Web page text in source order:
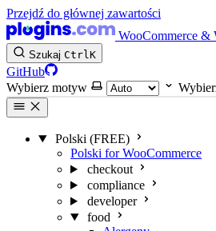
Przejdź do głównej zawartości
WooCommerce &
Szukaj CtrlK
GitHub
Wybierz motyw
Polski (FREE)
Polski for WooCommerce
checkout
compliance
developer
food